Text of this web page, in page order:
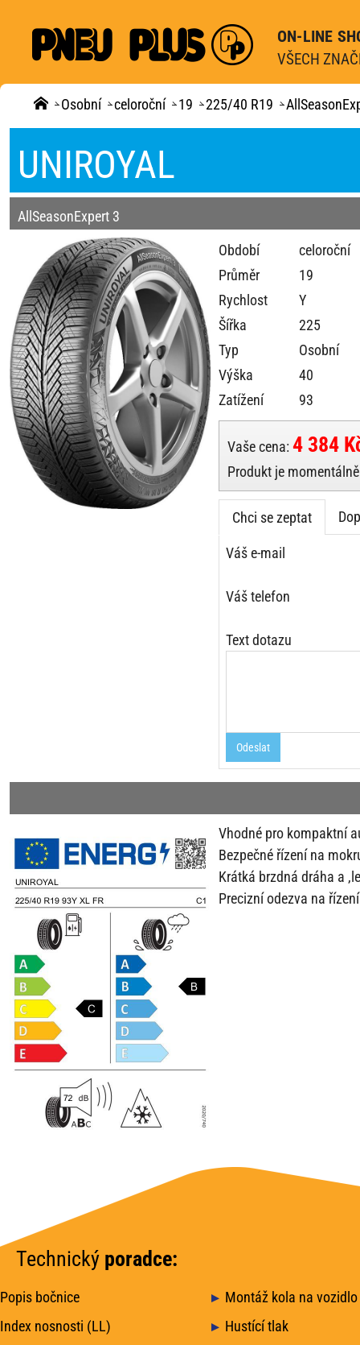
ON-LINE
VŠECH
Osobní celoroční 19 225/40 R19
UNIROYAL
AllSeasonExpert 3
Období
celoroční
Průměr
19
Rychlost
Y
Šířka
225
Typ
Osobní
Výška
40
Zatížení
93
Vaše cena: 4 384
Produkt je
Chci se zeptat
Váš e-mail
Váš telefon
Text dotazu
Odeslat
Vhodné pro kompaktní
Bezpečné řízení na
Krátká brzdná dráha a
Precizní odezva na
Technický poradce:
Popis bočnice
Montáž kola na vozidlo
Index nosnosti (LL)
Hustící tlak